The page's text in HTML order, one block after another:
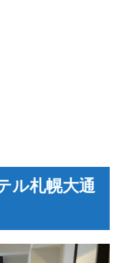
ル札幌大通